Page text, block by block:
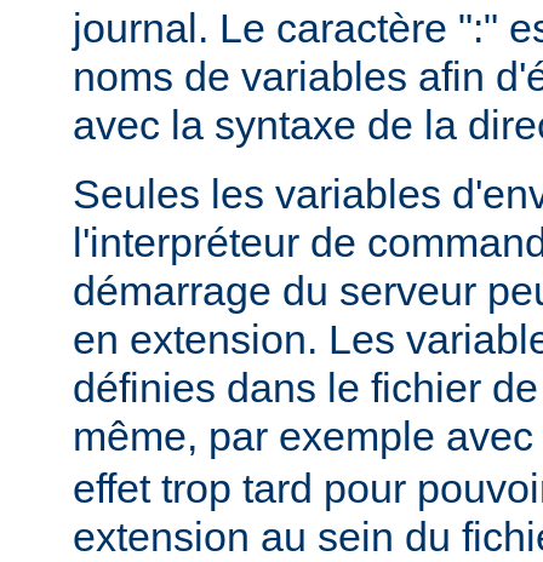
journal. Le caractère ":"
noms de variables afin
avec la syntaxe de la
Seules les variables
l'interpréteur de
démarrage du serveur
en extension. Les
définies dans le fichier
même, par exemple avec
effet trop tard pour
extension au sein du